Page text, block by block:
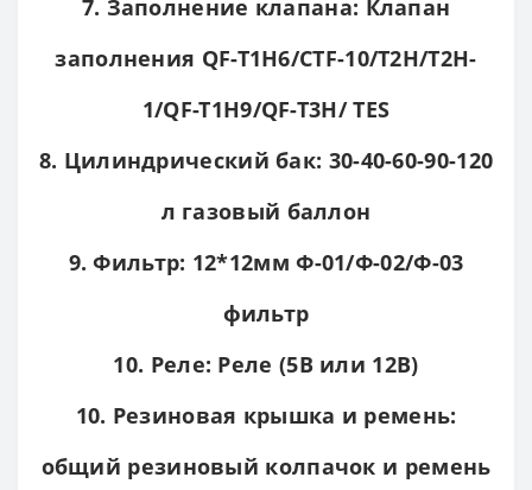
7. Заполнение клапана: Клапан
заполнения QF-T1H6/CTF-10/T2H/T2H-
1/QF-T1H9/QF-T3H/ TES
8. Цилиндрический бак: 30-40-60-90-120
л газовый баллон
9. Фильтр: 12*12мм Ф-01/Ф-02/Ф-03
фильтр
10. Реле: Реле (5В или 12В)
10. Резиновая крышка и ремень:
общий резиновый колпачок и ремень